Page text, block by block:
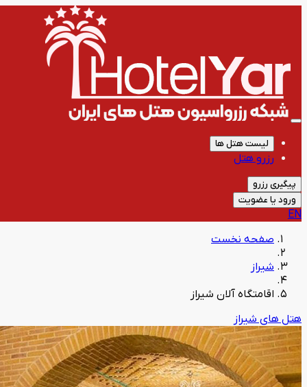
لیست هتل ها
رزرو هتل
پیگیری رزرو
ورود یا عضویت
EN
صفحه نخست
شیراز
اقامتگاه آلان شیراز
هتل های شیراز